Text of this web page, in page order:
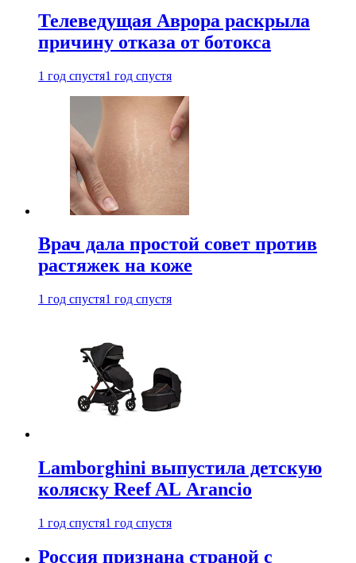
Телеведущая Аврора раскрыла
причину отказа от ботокса
1 год спустя1 год спустя
Врач дала простой совет против
растяжек на коже
1 год спустя1 год спустя
Lamborghini выпустила детскую
коляску Reef AL Arancio
1 год спустя1 год спустя
Россия признана страной с